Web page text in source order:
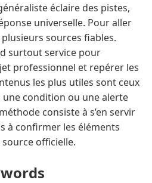
éclaire des pistes,
universelle. Pour aller
sources fiables.
surtout service pour
professionnel et repérer les
les plus utiles sont ceux
condition ou une alerte
consiste à s’en servir
à confirmer les éléments
source officielle.